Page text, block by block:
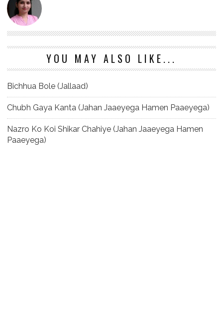
YOU MAY ALSO LIKE...
Bichhua Bole (Jallaad)
Chubh Gaya Kanta (Jahan Jaaeyega Hamen Paaeyega)
Nazro Ko Koi Shikar Chahiye (Jahan Jaaeyega Hamen
Paaeyega)